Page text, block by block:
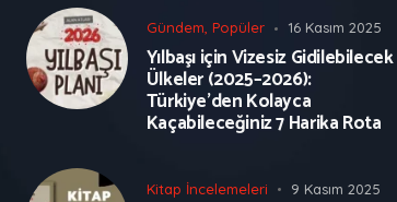
Gündem, Popüler 16 Kasım 2025
Yılbaşı için Vizesiz Gidilebilecek
Ülkeler (2025–2026):
Türkiye’den Kolayca
Kaçabileceğiniz 7 Harika Rota
Kitap İncelemeleri 9 Kasım 2025